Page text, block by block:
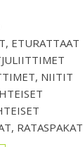
ETURATTAAT
NIITIT
RATASPAKAT